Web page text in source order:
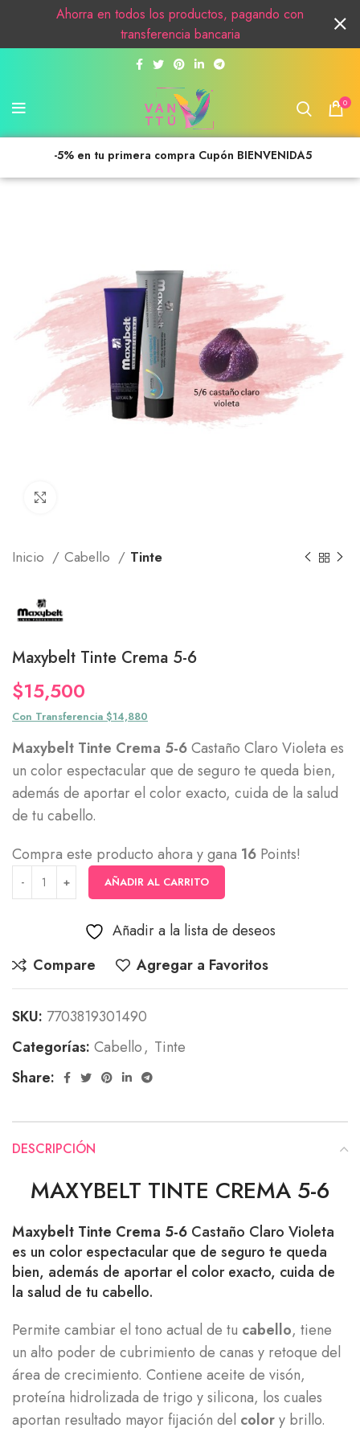
0
-5% en tu primera compra Cupón BIENVENIDA5
Inicio Cabello Tinte
Maxybelt Tinte Crema 5-6
$15,500
Con Transferencia $14,880
Maxybelt Tinte Crema 5-6Castaño Claro Violeta es
un color espectacular que de seguro te queda bien,
además de aportar el color exacto, cuida de la salud
de tu cabello.
Compra este producto ahora y gana 16 Points!
AÑADIR AL CARRITO
Añadir a la lista de deseos
Compare
Agregar a Favoritos
SKU: 7703819301490
Categorías: Cabello, Tinte
Share:
DESCRIPCIÓN
MAXYBELT TINTE CREMA 5-6
Maxybelt Tinte Crema 5-6 Castaño Claro Violeta
es un color espectacular que de seguro te queda
bien, además de aportar el color exacto, cuida de
la salud de tu cabello.
Permite cambiar el tono actual de tu cabello, tiene
un alto poder de cubrimiento de canas y retoque del
área de crecimiento. Contiene aceite de visón,
proteína hidrolizada de trigo y silicona, los cuales
aportan resultado mayor fijación del colory brillo.
Ahorra en todos los productos, pagando con
transferencia bancaria